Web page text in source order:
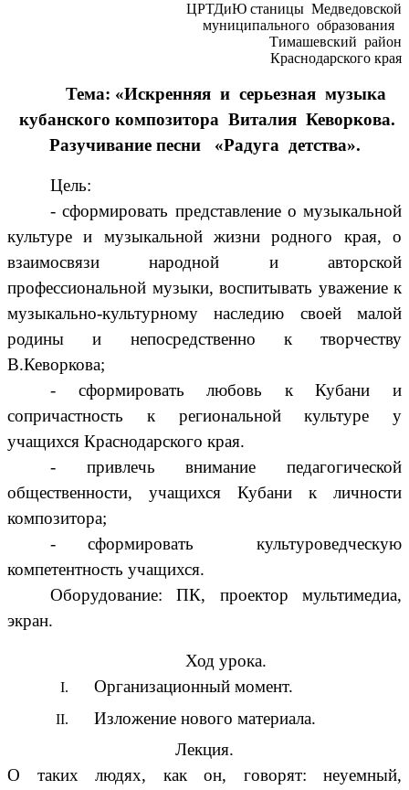
ЦРТДиЮ станицы Медведовской
муниципального образования
Тимашевский район
Краснодарского края
Тема: «Искренняя и серьезная музыка
кубанского композитора Виталия Кеворкова.
Разучивание песни «Радуга детства».
Цель:
- сформировать представление о музыкальной
культуре и музыкальной жизни родного края, о
взаимосвязи народной и авторской
профессиональной музыки, воспитывать уважение к
музыкально-культурному наследию своей малой
родины и непосредственно к творчеству
В.Кеворкова;
- сформировать любовь к Кубани и
сопричастность к региональной культуре у
учащихся Краснодарского края.
- привлечь внимание педагогической
общественности, учащихся Кубани к личности
композитора;
- сформировать культуроведческую
компетентность учащихся.
Оборудование: ПК, проектор мультимедиа,
экран.
Ход урока.
Организационный момент.
Изложение нового материала.
Лекция.
О таких людях, как он, говорят: неуемный,